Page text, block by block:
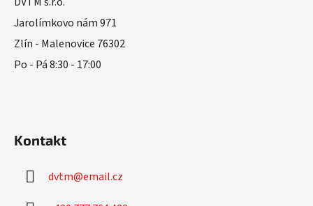
Jarolímkovo nám 971
Zlín - Malenovice 76302
Po - Pá 8:30 - 17:00
Kontakt
dvtm@email.cz